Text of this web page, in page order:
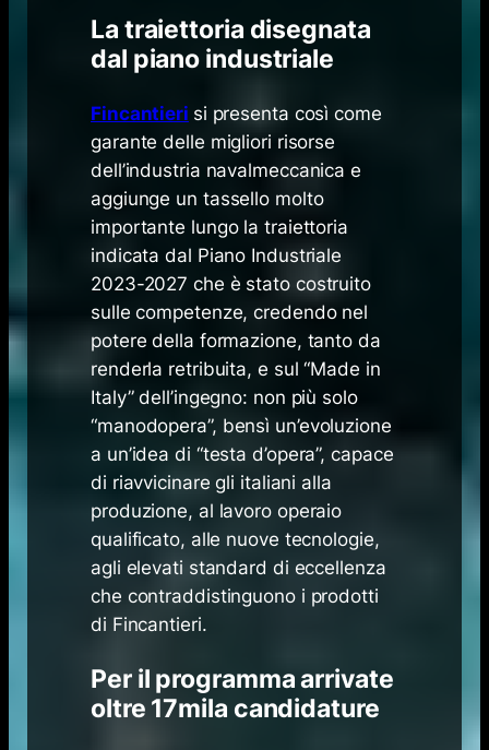
La traiettoria disegnata
dal piano industriale
Fincantieri si presenta così come
garante delle migliori risorse
dell’industria navalmeccanica e
aggiunge un tassello molto
importante lungo la traiettoria
indicata dal Piano Industriale
2023-2027 che è stato costruito
sulle competenze, credendo nel
potere della formazione, tanto da
renderla retribuita, e sul “Made in
Italy” dell’ingegno: non più solo
“manodopera”, bensì un’evoluzione
a un’idea di “testa d’opera”, capace
di riavvicinare gli italiani alla
produzione, al lavoro operaio
qualificato, alle nuove tecnologie,
agli elevati standard di eccellenza
che contraddistinguono i prodotti
di Fincantieri.
Per il programma arrivate
oltre 17mila candidature